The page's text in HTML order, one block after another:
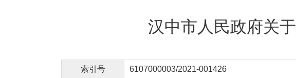
汉中市人民政府关
索引号 6107000003/2021-001426